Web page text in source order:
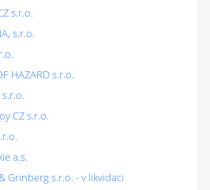
s.r.o.
s.r.o.
HAZARD s.r.o.
CZ s.r.o.
a.s.
Grinberg s.r.o. - v likvidaci